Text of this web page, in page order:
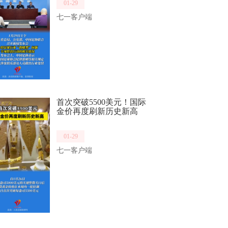
01-29
七一客户端
首次突破5500美元！国际
金价再度刷新历史新高
01-29
七一客户端